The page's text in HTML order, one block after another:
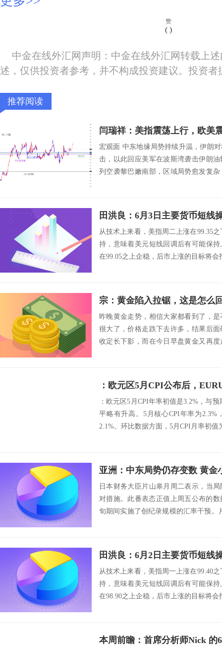
赞
( )
中金在线外汇网声明：中金在线外汇网转载上
述，仅供投资者参考，并不构成投资建议。投资
推荐阅读
闫瑞祥：美指震荡上行，欧美
宏观面 中东地缘局势持续升温，伊朗
击，以此回应美军在波斯湾袭击伊朗
列空袭黎巴嫩南部，区域局势愈发复
田洪良：6月3日主要货币
从技术上来看，美指周二上涨在99.35
持，意味着美元短线回调后有可能保
在99.05之上企稳，后市上涨的目标将会
宗：黄金陷入拉锯，这是怎么
昨晚黄金走势，相信大家都看到了，
很大了，价格走跌下去许多，结果后
收定长下影，而在今日早盘黄金又再
：欧元区5月CPI公布后，
：欧元区5月CPI年率初值是3.2%，与
平略有升高。5月核心CPI年率为2.3%
2.1%。环比数据方面，5月CPI月率初值
亚洲：中东局势仍存变数 黄金
日本财务大臣片山皋月周二表示，当
对措施。此番表态正值上周五公布的
旬期间实施了创纪录规模的汇率干预。
田洪良：6月2日主要货币
从技术上来看，美指周一上涨在99.40
持，意味着美元短线回调后有可能保
在98.90之上企稳，后市上涨的目标将会
本周前瞻：首席分析师Nick 的